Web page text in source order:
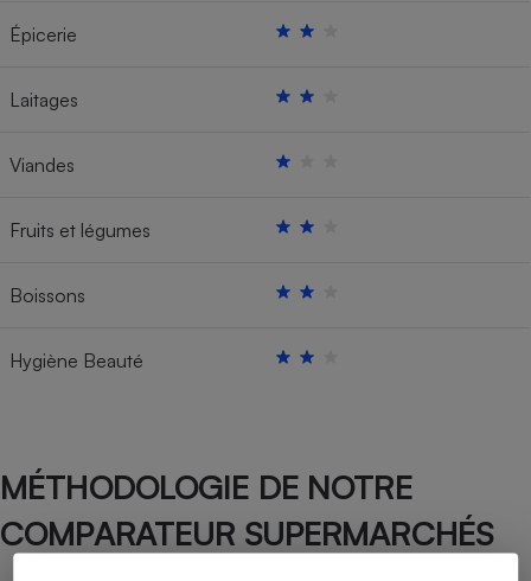
Épicerie
Laitages
Viandes
Fruits et légumes
Boissons
Hygiène Beauté
MÉTHODOLOGIE DE NOTRE
COMPARATEUR SUPERMARCHÉS